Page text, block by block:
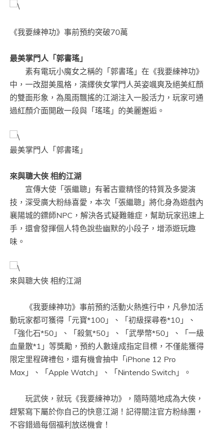
《我要練神功》事前預約突破70萬
最美掌門人「郭書瑤」
素有電玩小魔女之稱的「郭書瑤」在《我要練神功》
中，一改甜美風格，演繹俠女掌門人英姿颯爽及絕美紅顏
的雙面形象，為風雨飄搖的江湖注入一股活力，玩家可通
過紅顏介面開啟一段與「瑤瑤」的美麗邂逅。
最美掌門人「郭書瑤」
來與聰大俠 相約江湖
宣傳大使「張繼聰」有著古靈精怪的特質及多變演
技，深受廣大粉絲喜愛，本次「張繼聰」將化身為遊戲內
襄陽城的鏢師NPC，解決各式疑難雜症，幫助玩家迅速上
手，還會發揮個人特色說些幽默的小段子，增添遊玩趣
味。
來與聰大俠 相約江湖
《我要練神功》事前預約活動火熱進行中，凡參加活
動玩家都可獲得「元寶*100」、「初級探尋卷*10」、
「強化石*50」、「殺氣*50」、「武學幣*50」、「一級
血量散*1」等獎勵，預約人數達成指定目標，不僅能獲得
限定里程碑禮包，還有機會抽中「iPhone 12 Pro
Max」、「Apple Watch」、「Nintendo Switch」。
玩武俠，就玩《我要練神功》，隨時隨地成為大俠，
趕緊寫下屬於你自己的快意江湖！記得關注官方粉絲團，
不容錯過每個福利放送機會！